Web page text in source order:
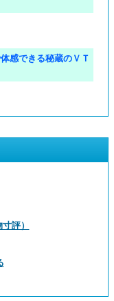
感できる秘蔵のＶＴ
評）